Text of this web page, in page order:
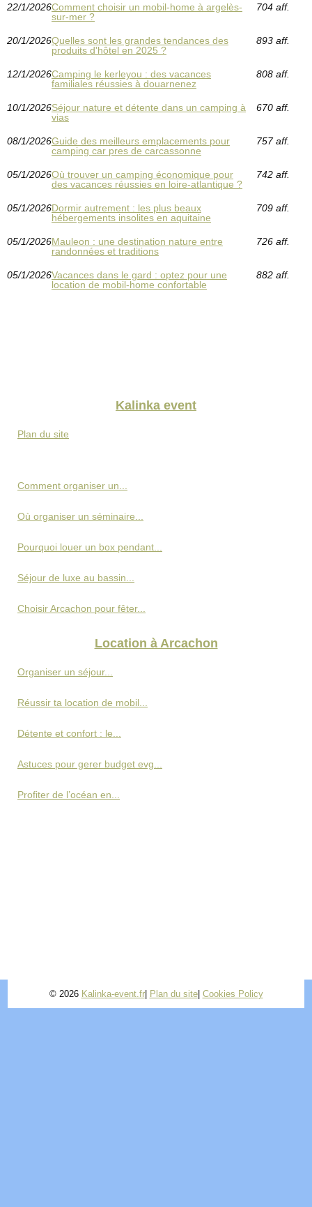
22/1/2026Comment choisir un mobil-home à argelès-
sur-mer ?
704 aff.
20/1/2026Quelles sont les grandes tendances des
produits d'hôtel en 2025 ?
893 aff.
12/1/2026Camping le kerleyou : des vacances
familiales réussies à douarnenez
808 aff.
10/1/2026Séjour nature et détente dans un camping à
vias
670 aff.
08/1/2026Guide des meilleurs emplacements pour
camping car pres de carcassonne
757 aff.
05/1/2026Où trouver un camping économique pour
des vacances réussies en loire-atlantique ?
742 aff.
05/1/2026Dormir autrement : les plus beaux
hébergements insolites en aquitaine
709 aff.
05/1/2026Mauleon : une destination nature entre
randonnées et traditions
726 aff.
05/1/2026Vacances dans le gard : optez pour une
location de mobil-home confortable
882 aff.
Kalinka event
Plan du site
Comment organiser un...
Où organiser un séminaire...
Pourquoi louer un box pendant...
Séjour de luxe au bassin...
Choisir Arcachon pour fêter...
Location à Arcachon
Organiser un séjour...
Réussir ta location de mobil...
Détente et confort : le...
Astuces pour gerer budget evg...
Profiter de l’océan en...
© 2026 Kalinka-event.fr| Plan du site| Cookies Policy